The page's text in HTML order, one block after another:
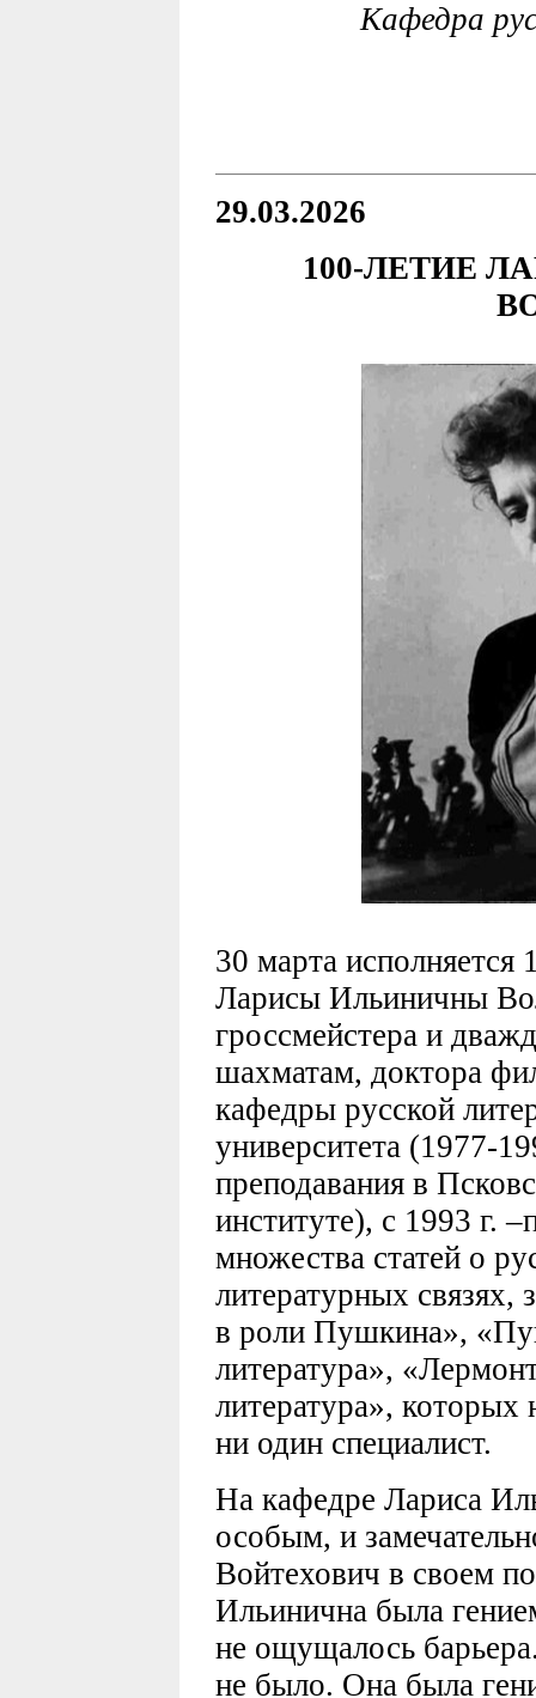
Кафедра
29.03.2026
100-ЛЕТИЕ
30 марта исполняется
Ларисы Ильиничны
гроссмейстера и
шахматам, доктора
кафедры русской
университета (1977-
преподавания в
институте), с 1993 г.
множества статей о
литературных
в роли Пушкина»,
литература»,
литература»,
ни один специалист.
На кафедре Лариса
особым, и
Войтехович в своем
Ильинична была
не ощущалось
не было. Она была